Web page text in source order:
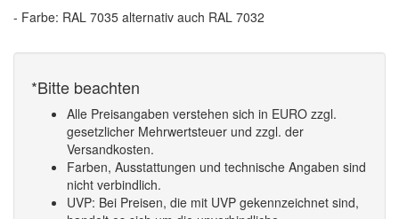
- Farbe: RAL 7035 alternativ auch RAL 7032
*Bitte beachten
Alle Preisangaben verstehen sich in EURO zzgl.
gesetzlicher Mehrwertsteuer und zzgl. der
Versandkosten.
Farben, Ausstattungen und technische Angaben sind
nicht verbindlich.
UVP: Bei Preisen, die mit UVP gekennzeichnet sind,